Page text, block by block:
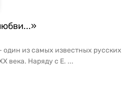
один из самых известных русских
века. Наряду с Е. ...